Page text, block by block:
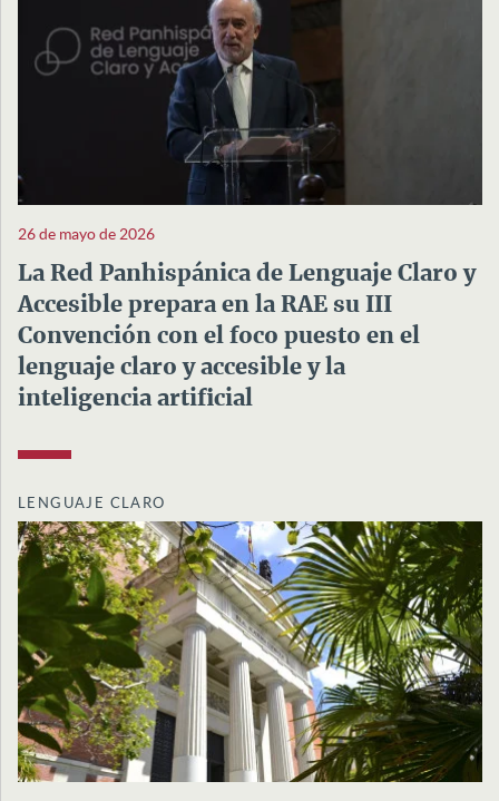
26 de mayo de 2026
La Red Panhispánica de Lenguaje Claro y
Accesible prepara en la RAE su III
Convención con el foco puesto en el
lenguaje claro y accesible y la
inteligencia artificial
LENGUAJE CLARO